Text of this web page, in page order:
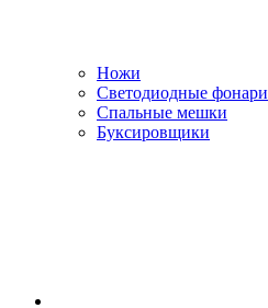
Ножи
Светодиодные фонари
Спальные мешки
Буксировщики